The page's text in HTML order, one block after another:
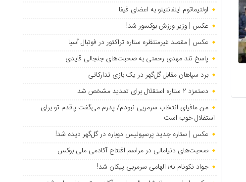
اولتیماتوم اینفانتینو به اعضای فیفا
عکس | وزیر ورزش بوکسور شد!
عکس | مقصد غیرمنتظره ستاره تراکتور در فوتبال آسیا
پاسخ تند مهدی رحمتی به صحبت‌های جنجالی قایدی
برد سپاهان مقابل گل‌گهر در یک بازی تدارکاتی
دستمزد ۲ ستاره استقلال برای تمدید مشخص شد
من مافیای انتخاب سرمربی نبودم/ پدرم می‌گفت پاقدم تو برای
استقلال خوب است
عکس | ستاره جدید پرسپولیس دوباره در گل‌گهر دیده شد!
صحبت‌های دنیامالی در مراسم افتتاح آکادمی ملی بوکس
جواد نکونام نه؛ الهامی سرمربی پیکان شد!